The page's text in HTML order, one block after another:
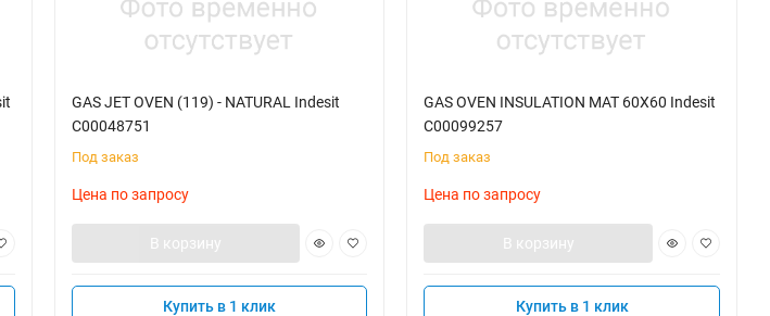
GAS JET OVEN (119) - NATURAL Indesit
C00048751
Под заказ
Цена по запросу
В корзину
Купить в 1 клик
GAS OVEN INSULATION MAT 60X60 Indesit
C00099257
Под заказ
Цена по запросу
В корзину
Купить в 1 клик